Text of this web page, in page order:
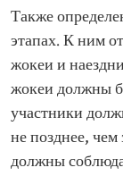
Также
этапах. К ним
жокеи и
жокеи должны
участники
не позднее, чем
должны